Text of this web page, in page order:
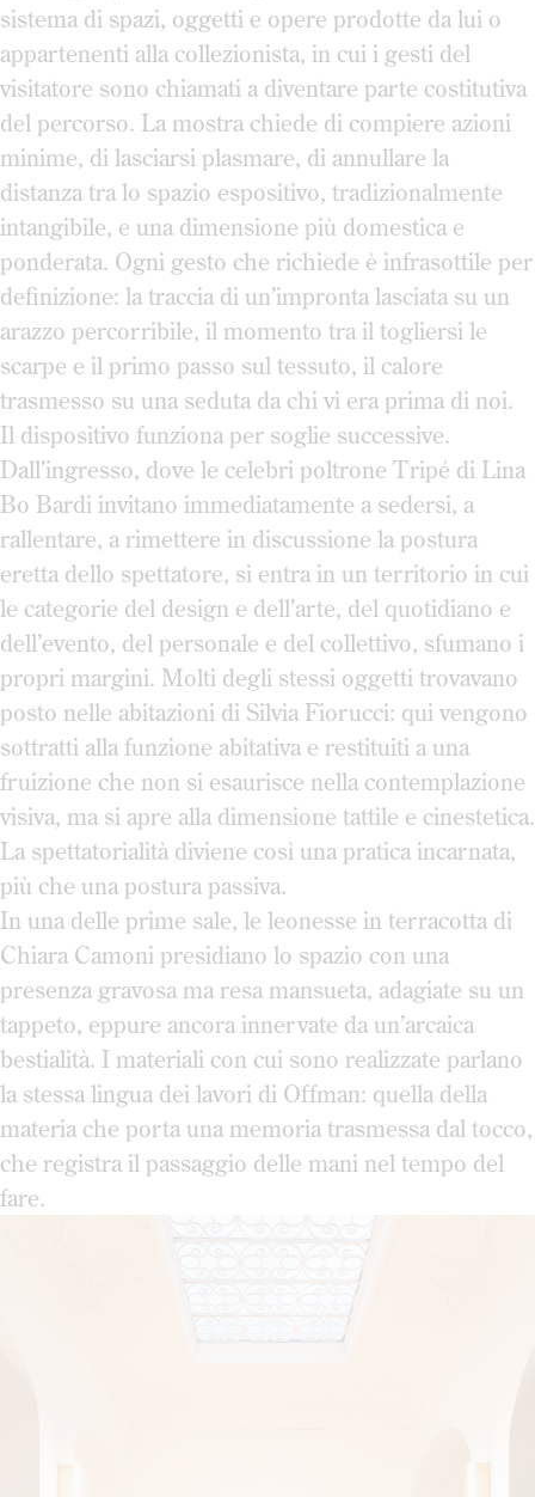
sistema di spazi, oggetti e opere prodotte da lui o
appartenenti alla collezionista, in cui i gesti del
visitatore sono chiamati a diventare parte costitutiva
del percorso. La mostra chiede di compiere azioni
minime, di lasciarsi plasmare, di annullare la
distanza tra lo spazio espositivo, tradizionalmente
intangibile, e una dimensione più domestica e
ponderata. Ogni gesto che richiede è infrasottile per
definizione: la traccia di un’impronta lasciata su un
arazzo percorribile, il momento tra il togliersi le
scarpe e il primo passo sul tessuto, il calore
trasmesso su una seduta da chi vi era prima di noi.
Il dispositivo funziona per soglie successive.
Dall’ingresso, dove le celebri poltrone Tripé di Lina
Bo Bardi invitano immediatamente a sedersi, a
rallentare, a rimettere in discussione la postura
eretta dello spettatore, si entra in un territorio in cui
le categorie del design e dell’arte, del quotidiano e
dell’evento, del personale e del collettivo, sfumano i
propri margini. Molti degli stessi oggetti trovavano
posto nelle abitazioni di Silvia Fiorucci: qui vengono
sottratti alla funzione abitativa e restituiti a una
fruizione che non si esaurisce nella contemplazione
visiva, ma si apre alla dimensione tattile e cinestetica.
La spettatorialità diviene così una pratica incarnata,
più che una postura passiva.
In una delle prime sale, le leonesse in terracotta di
Chiara Camoni presidiano lo spazio con una
presenza gravosa ma resa mansueta, adagiate su un
tappeto, eppure ancora innervate da un’arcaica
bestialità. I materiali con cui sono realizzate parlano
la stessa lingua dei lavori di Offman: quella della
materia che porta una memoria trasmessa dal tocco,
che registra il passaggio delle mani nel tempo del
fare.